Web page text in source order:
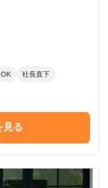
社長直下
見る